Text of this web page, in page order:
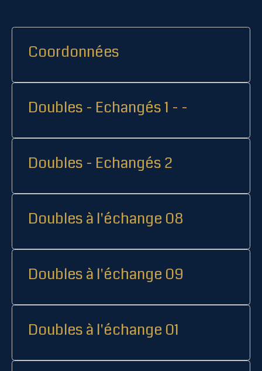
Coordonnées
Doubles - Echangés 1 - -
Doubles - Echangés 2
Doubles à l'échange 08
Doubles à l'échange 09
Doubles à l'échange 01